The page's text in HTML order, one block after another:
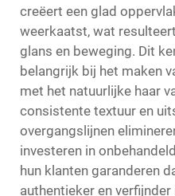
creëert een glad
weerkaatst, wat
glans en beweging. Dit
belangrijk bij het maken
met het natuurlijke haar
consistente textuur en
overgangslijnen
investeren in
hun klanten garanderen
authentieker en